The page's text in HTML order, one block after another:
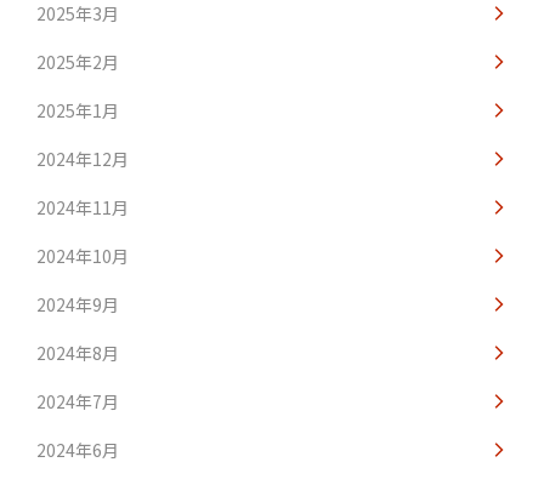
2025年3月
2025年2月
2025年1月
2024年12月
2024年11月
2024年10月
2024年9月
2024年8月
2024年7月
2024年6月